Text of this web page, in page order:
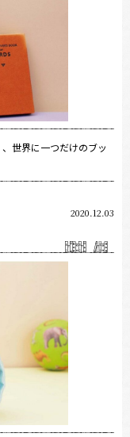
世界に一つだけのブッ
2020.12.03